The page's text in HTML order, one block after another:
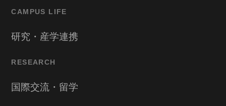
CAMPUS LIFE
研究・産学連携
RESEARCH
国際交流・留学